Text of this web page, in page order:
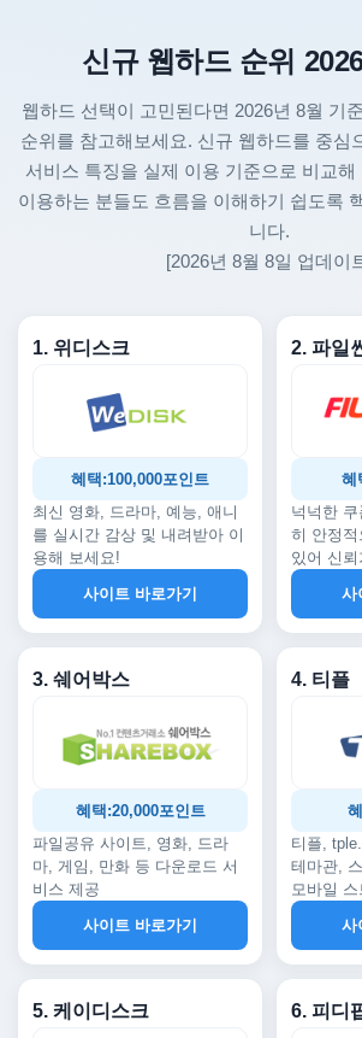
신규 웹하드 순위
웹하드 선택이 고민된다면 2026년 8월 기
순위를 참고해보세요. 신규 웹하드를 중심
서비스 특징을 실제 이용 기준으로 비교
이용하는 분들도 흐름을 이해하기 쉽도록
니다.
[2026년 8월 8일 업데이
1. 위디스크
혜택:100,000포인트
최신 영화, 드라마, 예능, 애니
를 실시간 감상 및 내려받아 이
용해 보세요!
사이트 바로가기
2. 파일
혜
넉넉한
히 안정
있어 신
사
3. 쉐어박스
혜택:20,000포인트
파일공유 사이트, 영화, 드라
마, 게임, 만화 등 다운로드 서
비스 제공
사이트 바로가기
4. 티플
티플,
테마관,
모바일 스
사
5. 케이디스크 6. 피디